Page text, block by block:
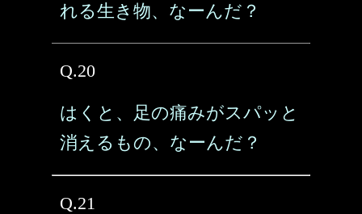
れる生き物、なーんだ？
Q.20
はくと、足の痛みがスパッと
消えるもの、なーんだ？
Q.21